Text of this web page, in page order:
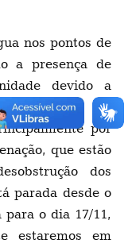
nos pontos de
a presença de
devido a
por
que estão
dos
parada desde o
o dia 17/11,
estaremos em